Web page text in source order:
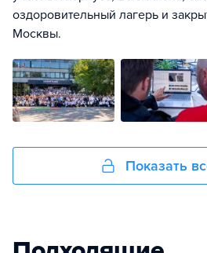
оздоровительный лагерь и
Москвы.
Показать